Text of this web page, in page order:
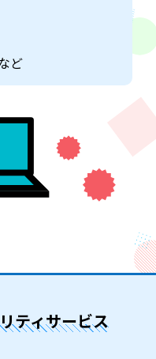
ど
ティサービス